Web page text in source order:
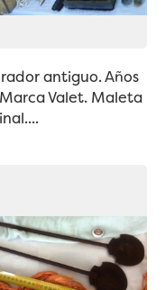
antiguo. Años
Valet. Maleta